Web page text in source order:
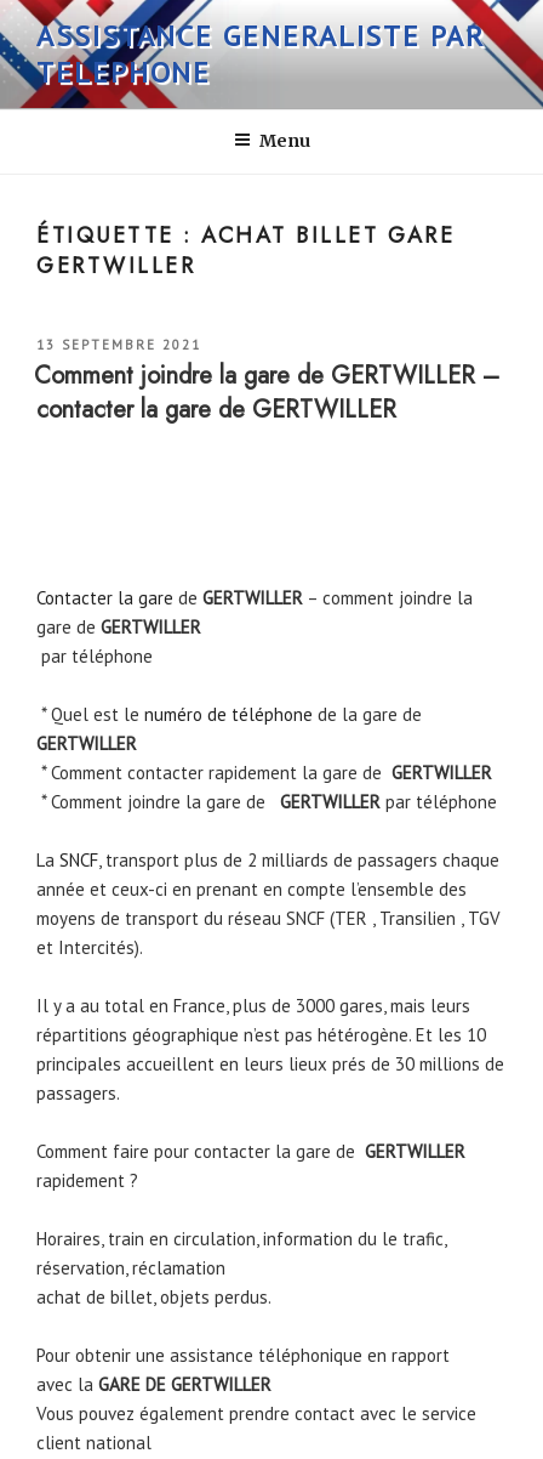
Aller
au
contenu
principal
ASSISTANCE GENERALISTE PAR
TELEPHONE
Menu
ÉTIQUETTE :ACHAT BILLET GARE
GERTWILLER
PUBLIÉ
LE
13 SEPTEMBRE 2021
Comment joindre la gare de GERTWILLER –
contacter la gare de GERTWILLER
Contacter la gare de GERTWILLER – comment joindre la
gare de GERTWILLER
par téléphone
* Quel est le numéro de téléphone de la gare de
GERTWILLER
* Comment contacter rapidement la gare de GERTWILLER
* Comment joindre la gare de
GERTWILLER par téléphone
La SNCF, transport plus de 2 milliards de passagers chaque
année et ceux-ci en prenant en compte l’ensemble des
moyens de transport du réseau SNCF (TER , Transilien , TGV
et Intercités).
Il y a au total en France, plus de 3000 gares, mais leurs
répartitions géographique n’est pas hétérogène. Et les 10
principales accueillent en leurs lieux prés de 30 millions de
passagers.
Comment faire pour contacter la gare de GERTWILLER
rapidement ?
Horaires, train en circulation, information du le trafic,
réservation, réclamation
achat de billet, objets perdus.
Pour obtenir une assistance téléphonique en rapport
avec la GARE DE GERTWILLER
Vous pouvez également prendre contact avec le service
client national